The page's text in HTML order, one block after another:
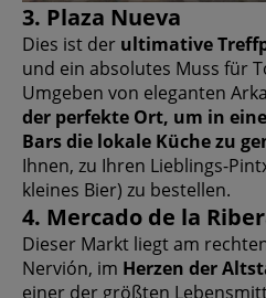
3. Plaza Nueva
Dies ist der ultimative
und ein absolutes Muss für
Umgeben von eleganten
der perfekte Ort, um in
Bars die lokale Küche zu
Ihnen, zu Ihren Lieblings-
kleines Bier) zu bestellen.
4. Mercado de la
Dieser Markt liegt am
Nervión, im Herzen der
einer der größten